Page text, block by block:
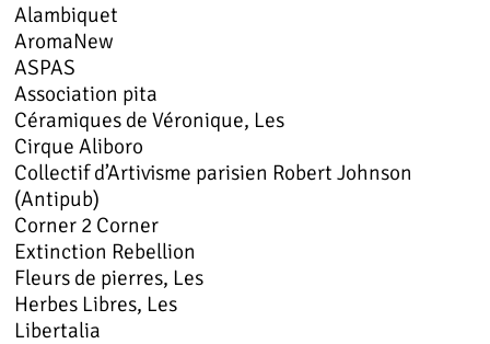
Alambiquet
AromaNew
ASPAS
Association pita
Céramiques de Véronique, Les
Cirque Aliboro
Collectif d’Artivisme parisien Robert Johnson
(Antipub)
Corner 2 Corner
Extinction Rebellion
Fleurs de pierres, Les
Herbes Libres, Les
Libertalia